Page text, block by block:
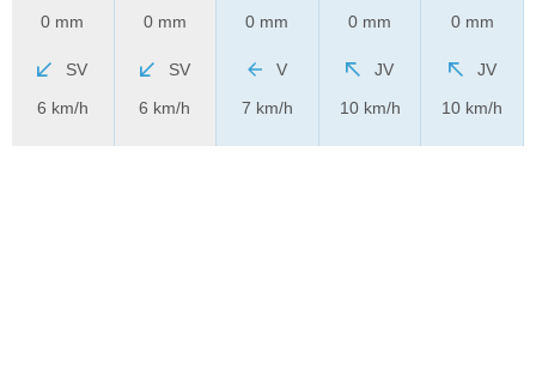
0 mm
SV
6 km/h
0 mm
SV
6 km/h
0 mm
V
7 km/h
0 mm
JV
10 km/h
0 mm
JV
10 km/h